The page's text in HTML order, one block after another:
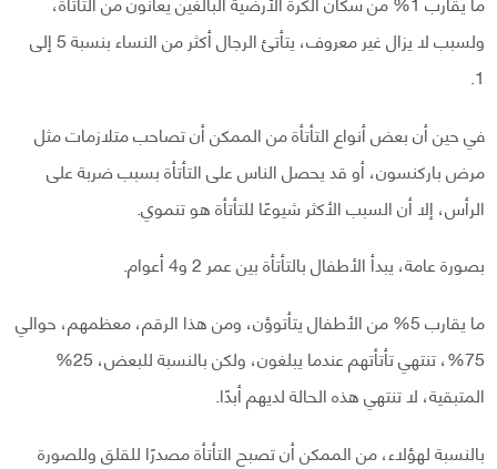
ولسبب لا يزال غير معروف، يتأتئ الرجال أكثر من النساء بنسبة 5 إلى
1.
في حين أن بعض أنواع التأتأة من الممكن أن تصاحب متلازمات مثل
مرض باركنسون، أو قد يحصل الناس على التأتأة بسبب ضربة على
الرأس، إلا أن السبب الأكثر شيوعًا للتأتأة هو تنموي.
بصورة عامة، يبدأ الأطفال بالتأتأة بين عمر 2 و4 أعوام.
ما يقارب 5% من الأطفال يتأتوؤن، ومن هذا الرقم، معظمهم، حوالي
75%، تنتهي تأتأتهم عندما يبلغون، ولكن بالنسبة للبعض، 25%
المتبقية، لا تنتهي هذه الحالة لديهم أبدًا.
بالنسبة لهؤلاء، من الممكن أن تصبح التأتأة مصدرًا للقلق وللصورة